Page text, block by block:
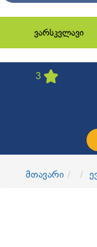
ვარსკვლავი
3
მთავარი